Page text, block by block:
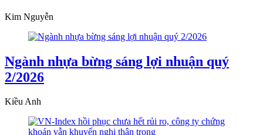
Kim Nguyễn
Ngành nhựa bừng sáng lợi nhuận quý
2/2026
Kiều Anh